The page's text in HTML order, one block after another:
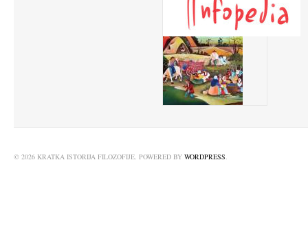
© 2026 KRATKA ISTORIJA FILOZOFIJE. POWERED BY WORDPRESS.